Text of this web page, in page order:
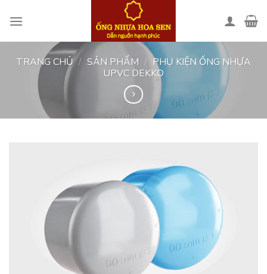
TRANG CHỦ / SẢN PHẨM / PHỤ KIỆN ỐNG NHỰA
UPVC DEKKO